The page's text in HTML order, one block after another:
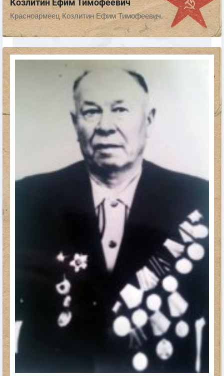
Козлитин Ефим Тимофеевич
Красноармеец Козлитин Ефим Тимофеевич.